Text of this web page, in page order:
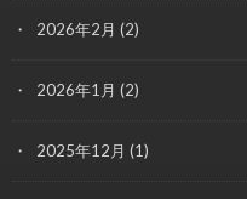
2026年2月 (2)
2026年1月 (2)
2025年12月 (1)